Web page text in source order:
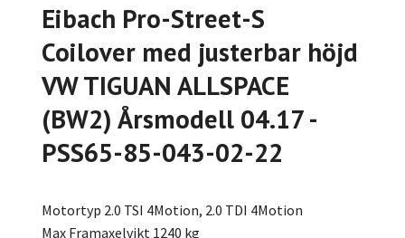
Eibach Pro-Street-S
Coilover med justerbar höjd
VW TIGUAN ALLSPACE
(BW2) Årsmodell 04.17 -
PSS65-85-043-02-22
Motortyp 2.0 TSI 4Motion, 2.0 TDI 4Motion
Max Framaxelvikt 1240 kg